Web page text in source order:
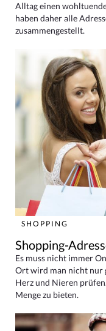
Alltag einen
haben daher alle
zusammengestellt.
SHOPPING
Shopping-
Es muss nicht immer
Ort wird man nicht nur
Herz und Nieren
Menge zu bieten.